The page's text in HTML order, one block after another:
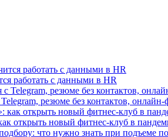
работать с данными в HR
резюме без контактов,
открыть новый фитнес-клуб в